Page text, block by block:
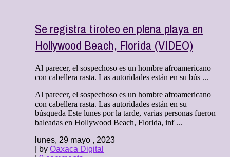
Se registra tiroteo en plena playa en
Hollywood Beach, Florida (VIDEO)
Al parecer, el sospechoso es un hombre afroamericano
con cabellera rasta. Las autoridades están en su bús ...
Al parecer, el sospechoso es un hombre afroamericano
con cabellera rasta. Las autoridades están en su
búsqueda Este lunes por la tarde, varias personas fueron
baleadas en Hollywood Beach, Florida, inf ...
lunes, 29 mayo , 2023
| by Oaxaca Digital